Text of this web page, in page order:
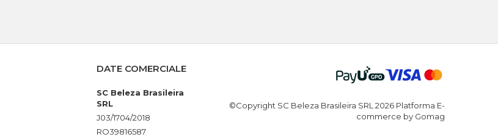
DATE COMERCIALE
SC Beleza Brasileira
SRL
J03/1704/2018
RO39816587
©Copyright SC Beleza Brasileira SRL 2026 Platforma E-
commerce by Gomag